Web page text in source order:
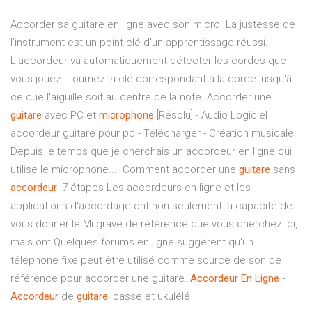
Accorder sa guitare en ligne avec son micro. La justesse de
l'instrument est un point clé d'un apprentissage réussi.
L'accordeur va automatiquement détecter les cordes que
vous jouez. Tournez la clé correspondant à la corde jusqu'à
ce que l'aiguille soit au centre de la note. Accorder une
guitare avec PC et microphone [Résolu] - Audio Logiciel
accordeur guitare pour pc - Télécharger - Création musicale.
Depuis le temps que je cherchais un accordeur en ligne qui
utilise le microphone.... Comment accorder une guitare sans
accordeur: 7 étapes Les accordeurs en ligne et les
applications d'accordage ont non seulement la capacité de
vous donner le Mi grave de référence que vous cherchez ici,
mais ont Quelques forums en ligne suggèrent qu'un
téléphone fixe peut être utilisé comme source de son de
référence pour accorder une guitare. Accordeur En Ligne -
Accordeur de guitare, basse et ukulélé